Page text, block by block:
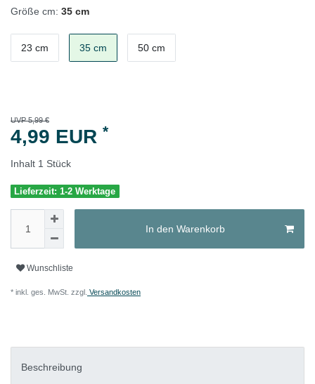
Größe cm: 35 cm
23 cm 35 cm 50 cm
UVP 5,99 €
4,99 EUR *
Inhalt 1 Stück
Lieferzeit: 1-2 Werktage
In den Warenkorb
Wunschliste
* inkl. ges. MwSt. zzgl. Versandkosten
Beschreibung